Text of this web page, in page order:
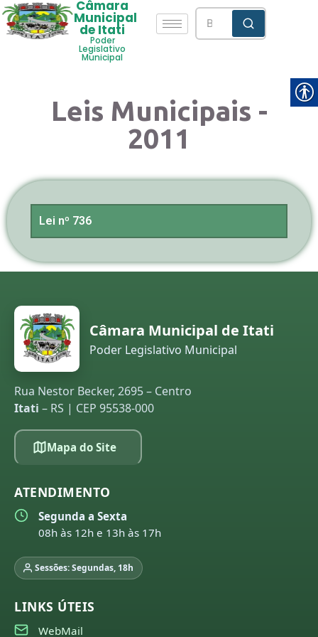
Câmara
Municipal
de Itati
Poder
Legislativo
Municipal
Leis Municipais -
2011
Lei nº 736
Câmara Municipal de Itati
Poder Legislativo Municipal
Rua Nestor Becker, 2695 – Centro
Itati – RS | CEP 95538-000
Mapa do Site
ATENDIMENTO
Segunda a Sexta
08h às 12h e 13h às 17h
Sessões: Segundas, 18h
LINKS ÚTEIS
WebMail